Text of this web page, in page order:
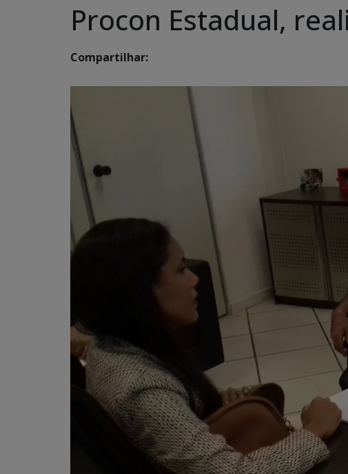
Procon Estadual,
Compartilhar: